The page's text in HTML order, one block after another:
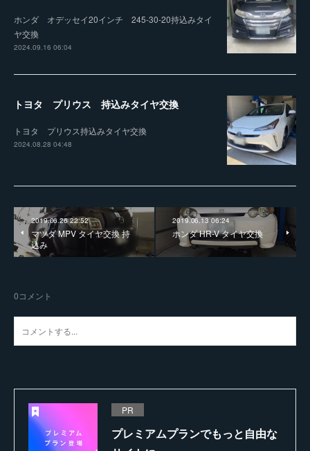
ホンダ オデッセイ20インチ 245-30-20持込みタイ
ヤ交換
2024.09.16 06:04
トヨタ プリウス 持込みタイヤ交換
トヨタ プリウス持込みタイヤ交換
2024.08.28 04:48
2019.06.26 22:52
マツダ MPV タイヤ交換 持
込み
2019.06.13 06:24
ホンダ HR-V タイヤ交換
0コメント
PR
プレミアムプランでもっと自由な